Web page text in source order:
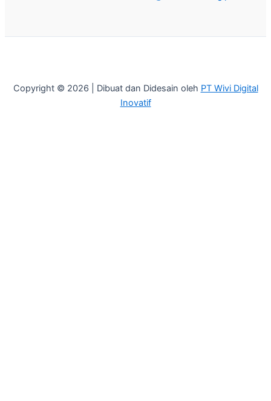
Copyright © 2026 | Dibuat dan Didesain oleh PT Wivi Digital
Inovatif